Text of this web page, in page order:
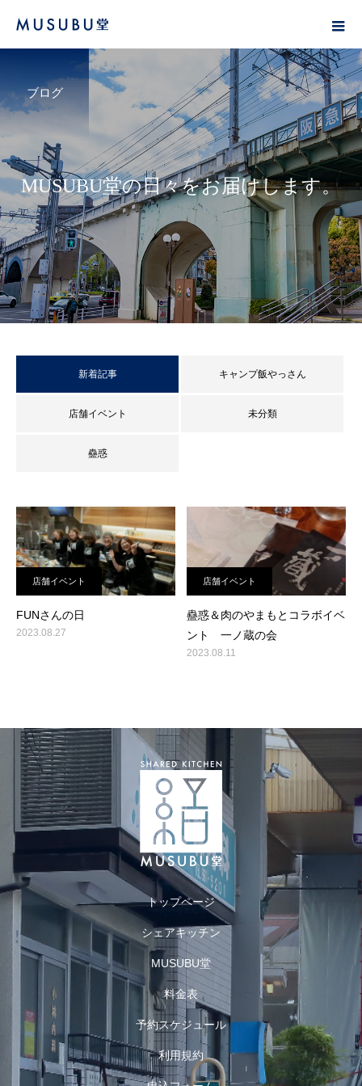
ブログ
MUSUBU堂の日々をお届けします。
新着記事 キャンプ飯やっさん
店舗イベント 未分類
蠱惑
店舗イベント
FUNさんの日
2023.08.27
店舗イベント
蠱惑＆肉のやまもとコラボイベ
ント 一ノ蔵の会
2023.08.11
トップページ
シェアキッチン
MUSUBU堂
料金表
予約スケジュール
利用規約